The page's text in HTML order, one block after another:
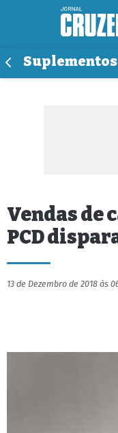
Vendas de
PCD
13 de Dezembro de 2018 às